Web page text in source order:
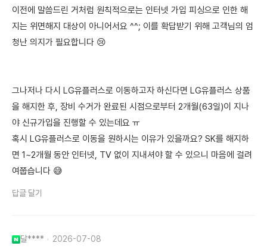
이전에 말씀드린 거처럼 원칙적으로는 인터넷 가입 피싱으로 인한 해
지는 위면해지 대상이 아니어서요 ^^; 이를 확답받기 위해 고객님의 엄
청난 의지가 필요합니다 😢
그나저나 다시 LG유플러스로 이동하고자 하신다면 LG유플러스 상품
을 해지한 후, 장비 수거가 완료된 시점으로부터 2개월(63일)이 지나
야 신규가입을 진행할 수 있는데요 ㅠ
혹시 LG유플러스로 이동을 원하시는 이유가 있을까요? SK를 해지하
면 1~2개월 동안 인터넷, TV 없이 지내셔야 할 수 있으니 마음에 걸려
여쭙습니다 😅
답글 달기
달**** 2026-07-08